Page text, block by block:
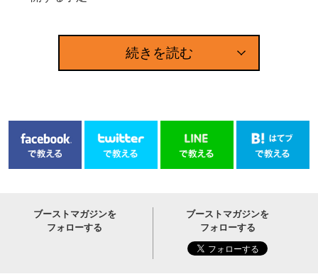
続きを読む
ブーストマガジンを
フォローする
ブーストマガジンを
フォローする